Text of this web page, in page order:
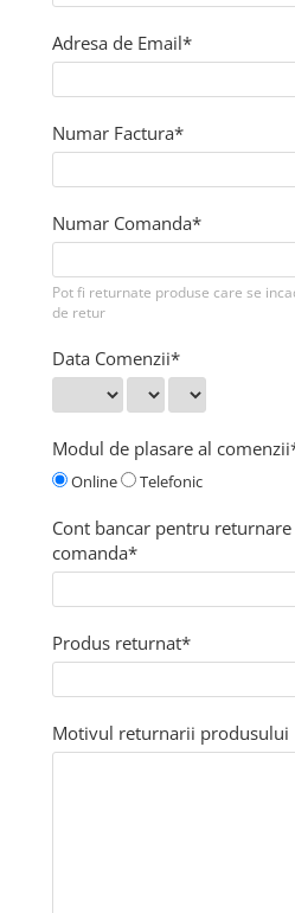
Profile maner
Adresa de Email*
Numar Factura*
Numar Comanda*
Pot fi returnate produse care se
de retur
Data Comenzii*
Modul de plasare al
Online Telefonic
Cont bancar pentru
comanda*
Produs returnat*
Motivul returnarii produsului